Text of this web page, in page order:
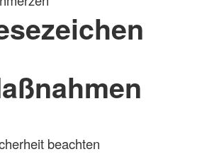
beachten